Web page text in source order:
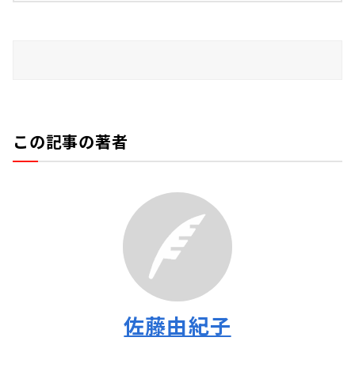
この記事の著者
佐藤由紀子